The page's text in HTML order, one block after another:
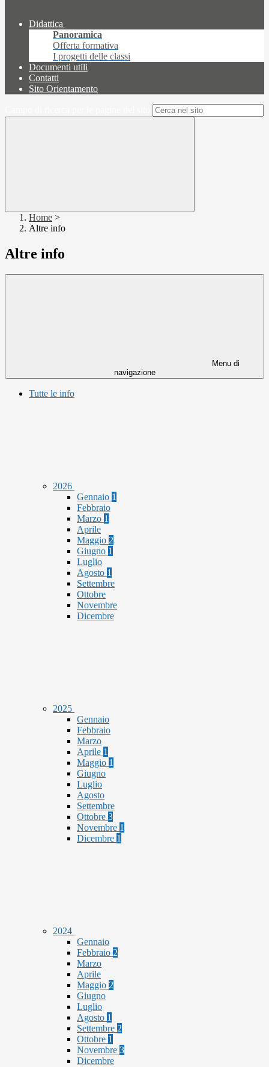
Didattica
Panoramica
Offerta formativa
I progetti delle classi
Documenti utili
Contatti
Sito Orientamento
Home >
Altre info
Altre info
Menu di
navigazione
Tutte le info
2026
Gennaio 1
Febbraio
Marzo 1
Aprile
Maggio 2
Giugno 1
Luglio
Agosto 1
Settembre
Ottobre
Novembre
Dicembre
2025
Gennaio
Febbraio
Marzo
Aprile 1
Maggio 1
Giugno
Luglio
Agosto
Settembre
Ottobre 3
Novembre 1
Dicembre 1
2024
Gennaio
Febbraio 2
Marzo
Aprile
Maggio 2
Giugno
Luglio
Agosto 1
Settembre 2
Ottobre 1
Novembre 3
Dicembre